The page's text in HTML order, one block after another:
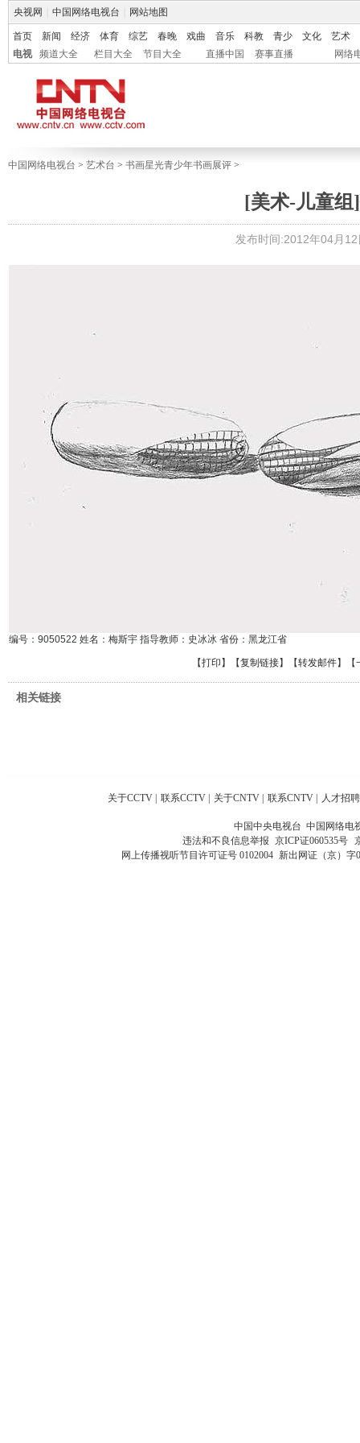
央视网 中国网络电视台 网站地图
首页 新闻 经济 体育 综艺 春晚 戏曲 音乐 科教 青少 文化
艺术
电视
频道大全 栏目大全 节目大全 直播中国 赛事直播 网络
中国网络电视台 > 艺术台 > 书画星光青少年书画展评 >
[美术-儿童组
发布时间:2012年04月
编号：9050522 姓名：梅斯宇 指导教师：史冰冰 省份：黑龙江省
【打印 】【复制链接】【转发邮件】
相关链接
关于CCTV 联系CCTV 关于CNTV 联系CNTV 人才招聘
中国中央电视台 中国网络电
违法和不良信息举报 京ICP证060535号
网上传播视听节目许可证号 0102004 新出网证（京）